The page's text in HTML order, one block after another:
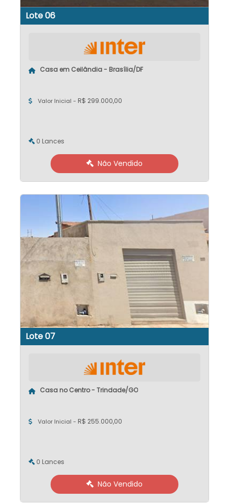
Lote 06
Casa em Ceilândia - Brasília/DF
Valor Inicial - R$ 299.000,00
0 Lances
Não Vendido
Lote 07
Casa no Centro - Trindade/GO
Valor Inicial - R$ 255.000,00
0 Lances
Não Vendido